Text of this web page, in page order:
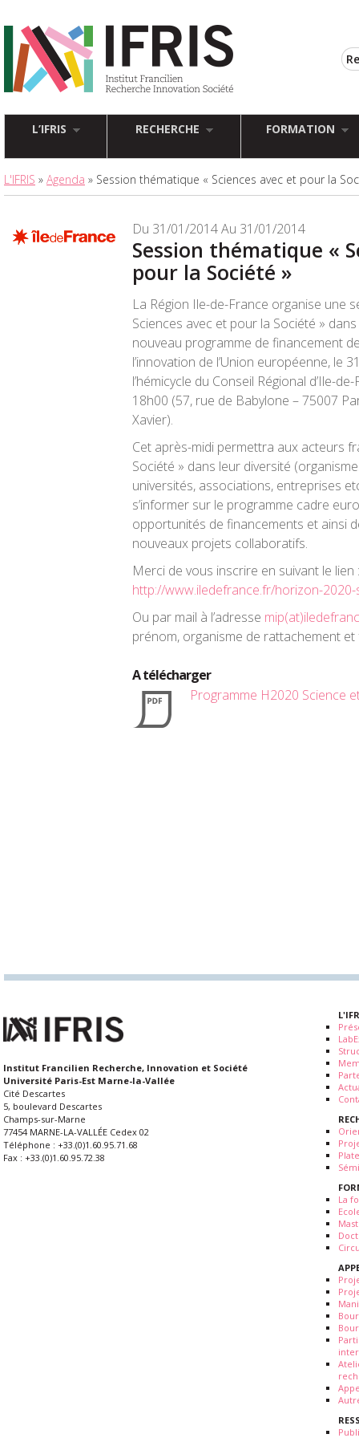
L’IFRIS RECHERCHE FORMATION
L'IFRIS » Agenda » Session thématique « Sciences avec et pour la
Du 31/01/2014 Au 31/01/2014
Session thématique «
pour la Société »
La Région Ile-de-France organise une
Sciences avec et pour la Société »
nouveau programme de financement
l’innovation de l’Union européenne, le
l’hémicycle du Conseil Régional d’Ile-
18h00 (57, rue de Babylone – 75007
Xavier).
Cet après-midi permettra aux acteurs
Société » dans leur diversité
universités, associations, entreprises
s’informer sur le programme cadre
opportunités de financements et ainsi
nouveaux projets collaboratifs.
Merci de vous inscrire en suivant le lien :
http://www.iledefrance.fr/horizon-
Ou par mail à l’adresse
prénom, organisme de rattachement
A télécharger
Programme H2020 Science
Institut Francilien Recherche, Innovation et Société
Université Paris-Est Marne-la-Vallée
Cité Descartes
5, boulevard Descartes
Champs-sur-Marne
77454 MARNE-LA-VALLÉE Cedex 02
Téléphone : +33.(0)1.60.95.71.68
Fax : +33.(0)1.60.95.72.38
La